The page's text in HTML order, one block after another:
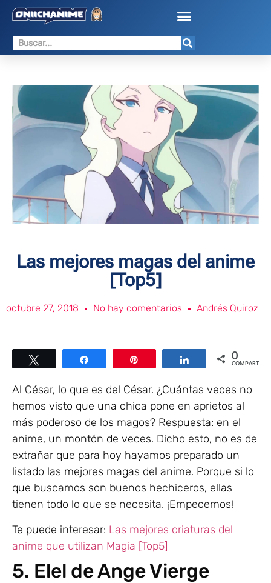
Las mejores magas del anime
[Top5]
octubre 27, 2018 No hay comentarios Andrés Quiroz
Compartir Compartir0
COMPARTIR
Al César, lo que es del César. ¿Cuántas veces no
hemos visto que una chica pone en aprietos al
más poderoso de los magos? Respuesta: en el
anime, un montón de veces. Dicho esto, no es de
extrañar que para hoy hayamos preparado un
listado las mejores magas del anime. Porque si lo
que buscamos son buenos hechiceros, ellas
tienen todo lo que se necesita. ¡Empecemos!
Te puede interesar: Las mejores criaturas del
anime que utilizan Magia [Top5]
5. Elel de Ange Vierge